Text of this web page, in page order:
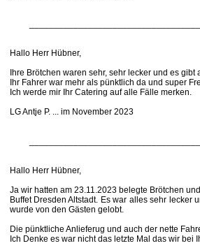
Hallo Herr Hübner,
Ihre Brötchen waren sehr, sehr lecker und es
Ihr Fahrer war mehr als pünktlich da und super
Ich werde mir Ihr Catering auf alle Fälle merken.
LG Antje P. ... im November 2023
Hallo Herr Hübner,
Ja wir hatten am 23.11.2023 belegte Brötchen
Buffet Dresden Altstadt. Es war alles sehr lecker
wurde von den Gästen gelobt.
Die pünktliche Anlieferug und auch der nette
Ich Denke es war nicht das letzte Mal das wir bei